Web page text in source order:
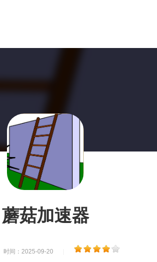
蘑菇加速器
时间：2025-09-20